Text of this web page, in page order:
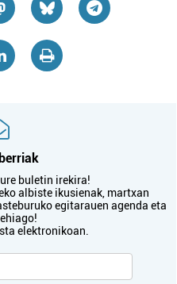
buletin irekira!
albiste ikusienak, martxan
egitarauen agenda eta
elektronikoan.